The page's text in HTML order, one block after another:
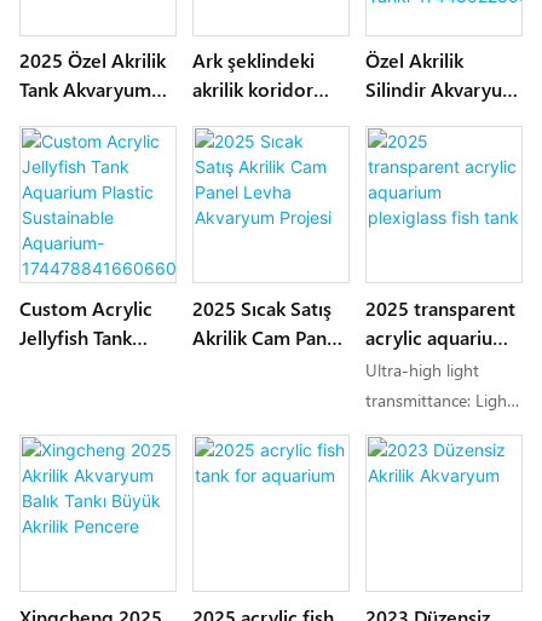
2025 Özel Akrilik
Tank Akvaryum
Ark şeklindeki
akrilik koridor
Özel Akrilik
Silindir Akvaryum
Balık
Tankı-1744852285
938997
Custom Acrylic
Jellyfish Tank
174478841660660
9
2025 Sıcak Satış
Akrilik Cam Panel
2025 transparent
acrylic aquarium
plexiglass fish
tank
Ultra-high light
transmittance: Light
transmittance is 92%
(about 80% for
ordinary glass),
distortion when